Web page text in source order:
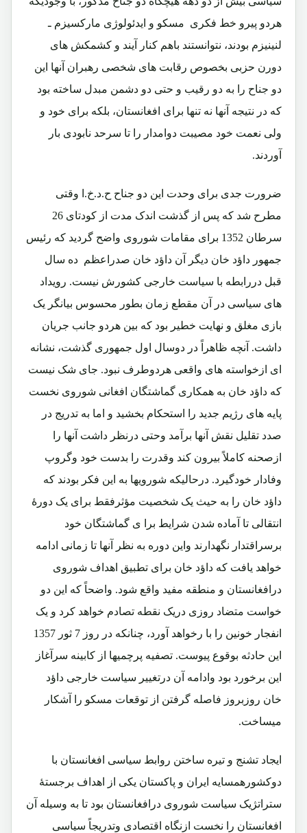
هردو پیرو خط فکری مسکو و ایدئولوژی مارکسیزم ـ
لنینیزم بودند، نتوانستند باهم کنار آیند و کشمکش های
دورن حزبی بخصوص رقابت های شخصی رهبران آنها این
دو جناح را به دو رقیب و حتی دو دشمن مبدل ساخته بود
که در نتیجه آنها نه تنها برای افغانستان، بلکه برای خود و
ولی نعمت خود مصیبت دوامدار را تا سرحد نابودی بار
آوردند.
ضرورت جدی برای وحدت این دو جناح ح.د.خ.ا وقتی
مطرح شد که پس از گذشت اندک مدت از کودتای 26
سرطان 1352 برای مقامات شوروی واضح گردید که رئیس
جمهور داؤد خان دیگر آن داؤد خان صدراعظم ده سال
قبل دررابطه با سیاست خارجی کشورش نیست. رویداد
های سیاسی در آن مقطع زمان بطور محسوس بیانگر یک
بازی مغلق و نهایت خطیر بود که بین هردو جانب جریان
داشت. آنچه ظاهراً در دوسال اول جمهوری گذشت، نشانه
ای ازخواسته های واقعی هردوطرف نبود. جای شک نیست
که داؤد خان به همکاری گماشتگان افغانی شوروی نخست
پایه های رژیم جدید را استحکام بخشید و اما به تدریج در
صدد تقلیل نقش آنها برآمد وحتی درنظر داشت آنها را
ازصحنه کاملاً بیرون کند وقدرت را بدست خود وگروپ
وفادار خودگیرد. درحالیکه شورویها به این فکر بودند که
داؤد خان را به حیث یک شخصیت مؤثرفقط برای یک دورۀ
انتقالی تا آماده شدن شرایط برا ی گماشتگان خود
برسراقتدار نگهدارند واین دوره به نظر آنها تا زمانی ادامه
خواهد یافت که داؤد خان برای تطبیق اهداف شوروی
درافغانستان و منطقه مفید واقع شود. واضحاً که این دو
خواست متضاد روزی دریک نقطه تصادم خواهد کرد و یک
انفجار خونین را با رخواهد آورد، چنانکه در روز 7 ثور 1357
این حادثه بوقوع پیوست. تصفیه پرچمیها از کابینه سرآغاز
این برخورد بود وادامه آن درتغییر سیاست خارجی داؤد
خان روزبروز فاصله گرفتن از توقعات مسکو را آشکار
میساخت.
ایجاد تشنج و تیره ساختن روابط سیاسی افغانستان با
دوکشورهمسایه ایران و پاکستان یکی از اهداف برجستۀ
ستراتژیک سیاست شوروی درافغانستان بود تا به وسیله آن
افغانستان را نخست ازنگاه اقتصادی وتدریجاً سیاسی